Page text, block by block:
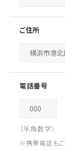
ご住所
電話番号
（半角数字）
※携帯電話も